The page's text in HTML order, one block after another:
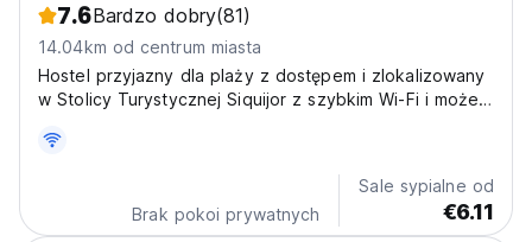
7.6Bardzo dobry(81)
14.04km od centrum miasta
Hostel przyjazny dla plaży z dostępem i zlokalizowany
w Stolicy Turystycznej Siquijor z szybkim Wi-Fi i może
Brak pokoi prywatnych
Sale sypialne od
€6.11